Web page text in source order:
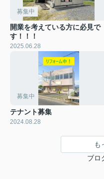
募集中
開業を考えている方に必見で
す！！！
2025.06.28
募集中
テナント募集
2024.08.28
も
ブロ